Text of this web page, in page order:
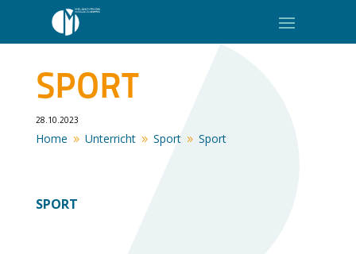
SPORT
28.10.2023
Home 9 Unterricht 9 Sport 9 Sport
SPORT